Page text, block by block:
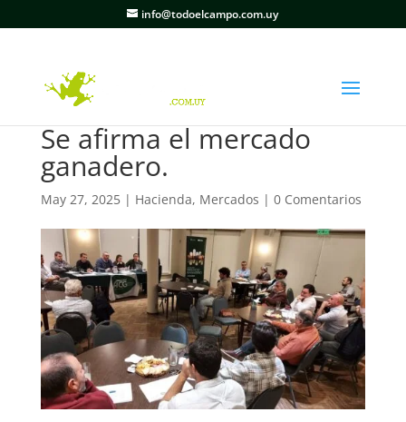
info@todoelcampo.com.uy
Se afirma el mercado
ganadero.
May 27, 2025| Hacienda, Mercados | 0 Comentarios